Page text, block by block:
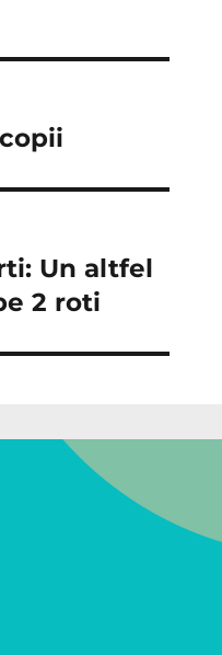
Un altfel
2 roti